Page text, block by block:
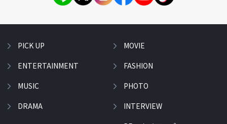
PICK UP
ENTERTAINMENT
MUSIC
DRAMA
MOVIE
FASHION
PHOTO
INTERVIEW